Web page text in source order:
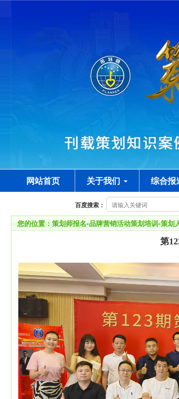
网站首页 关于我们 综合报
百度搜索：
您的位置： 策划师报名-品牌营销活动策划培训-策划
第